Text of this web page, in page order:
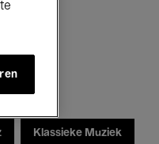
Klassieke Muziek